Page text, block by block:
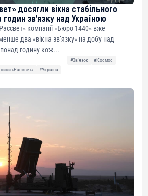
досягли вікна стабільного
годин зв’язку над Україною
компанії «Бюро 1440» вже
два «вікна зв’язку» на добу над
годину кож...
#Звʼязок
#Космос
«Рассвет»
#Україна